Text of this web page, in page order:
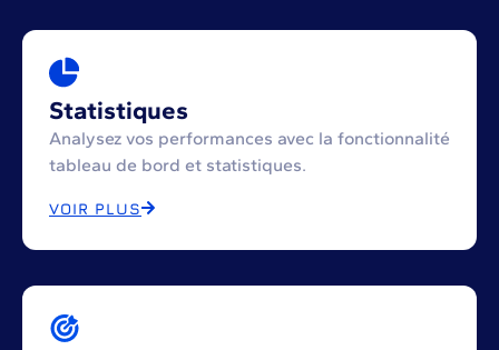
Statistiques
Analysez vos performances avec la fonctionnalité
tableau de bord et statistiques.
VOIR PLUS